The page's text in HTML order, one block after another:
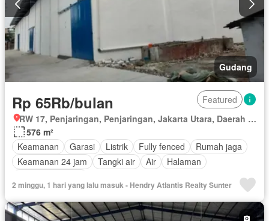
Gudang
Rp 65Rb/bulan
Featured
RW 17, Penjaringan, Penjaringan, Jakarta Utara, Daerah Khusus Ibukota Jakarta
576 m²
Keamanan
Garasi Listrik Fully fenced
Rumah jaga
Keamanan 24 jam
Tangki air Air
Halaman
2 minggu, 1 hari yang lalu masuk - Hendry Atlantis Realty Sunter